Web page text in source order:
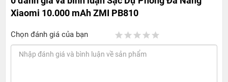
Xiaomi 10.000 mAh ZMI PB810
Chọn đánh giá của bạn